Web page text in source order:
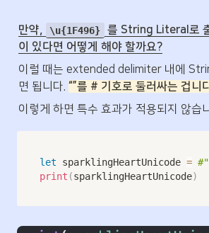
만약, \u{1F496}
를 String Literal로
이 있다면 어떻게 해야 할까요?
이럴 때는 extended delimiter 내에
면 됩니다. “”를 # 기호로 둘러싸는 겁니
이렇게 하면 특수 효과가 적용되지 않습
let sparklingHeartUnicode =
print (sparklingHeartUnicode)